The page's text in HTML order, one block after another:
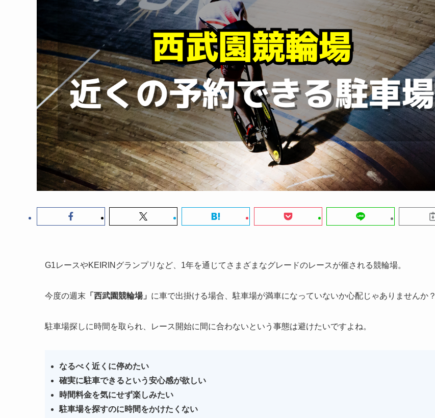
G1レースやKEIRINグランプリなど、1年を通じてさまざまなグレードのレースが催される競輪場。
今度の週末 「西武園競輪場」 に車で出掛ける場合、駐車場が満車になっていないか心配じゃありませんか？
駐車場探しに時間を取られ、レース開始に間に合わないという事態は避けたいですよね。
なるべく近くに停めたい
確実に駐車できるという安心感が欲しい
時間料金を気にせず楽しみたい
駐車場を探すのに時間をかけたくない